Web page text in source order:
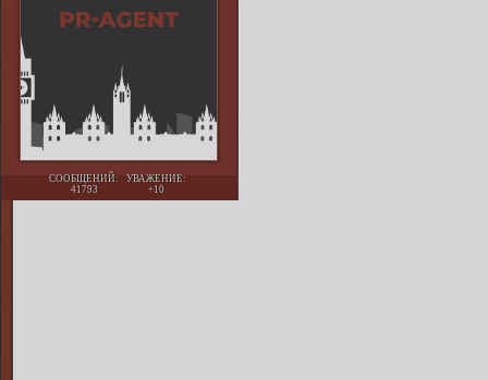
СООБЩЕНИЙ:
41793
УВАЖЕНИЕ:
+10